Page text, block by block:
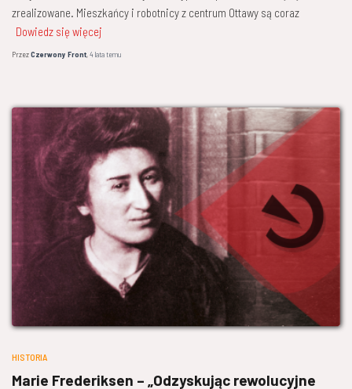
zrealizowane. Mieszkańcy i robotnicy z centrum Ottawy są coraz
Dowiedz się więcej
PrzezCzerwony Front,4 latatemu
HISTORIA
Marie Frederiksen – „Odzyskując rewolucyjne